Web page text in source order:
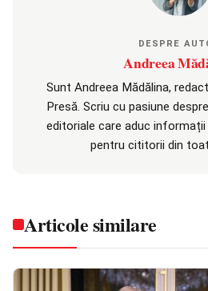
DESPRE
Andreea
Sunt Andreea Mădălina,
Presă. Scriu cu pasiune
editoriale care aduc
pentru cititorii din
Articole similare